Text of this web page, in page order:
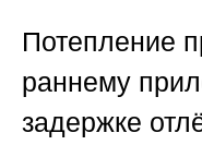
Потепление
раннему
задержке